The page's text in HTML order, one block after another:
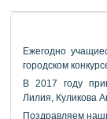
Ежегодно
городском
В 2017 году
Лилия, Куликова
Поздравляем